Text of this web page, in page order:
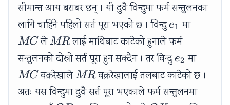
सीमान्त आय बराबर छन् । यी दुवै विन्दुमा फर्म सन्तुलनका
लागि चाहिने पहिलो सर्त पूरा भएको छ । विन्दुe_1
e1 माMC
MC लेMR
MRलाई माथिबाट काटेको हुनाले फर्म
सन्तुलनको दोस्रो सर्त पूरा हुन सक्दैन । तर विन्दुe_2
e2 माMC
MC वक्ररेखालेMR
MRवक्ररेखालाई तलबाट काटेको छ ।
अतः यस विन्दुमा दुवै सर्त पूरा भएकाले फर्म सन्तुलनमा